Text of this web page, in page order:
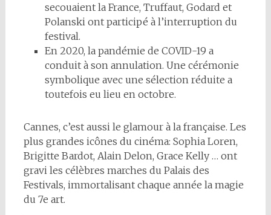
secouaient la France, Truffaut, Godard et
Polanski ont participé à l’interruption du
festival.
En 2020, la pandémie de COVID-19 a
conduit à son annulation. Une cérémonie
symbolique avec une sélection réduite a
toutefois eu lieu en octobre.
Cannes, c’est aussi le glamour à la française. Les
plus grandes icônes du cinéma: Sophia Loren,
Brigitte Bardot, Alain Delon, Grace Kelly … ont
gravi les célèbres marches du Palais des
Festivals, immortalisant chaque année la magie
du 7e art.